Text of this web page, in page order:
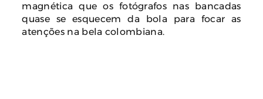
magnética que os fotógrafos nas bancadas
quase se esquecem da bola para focar as
atenções na bela colombiana.